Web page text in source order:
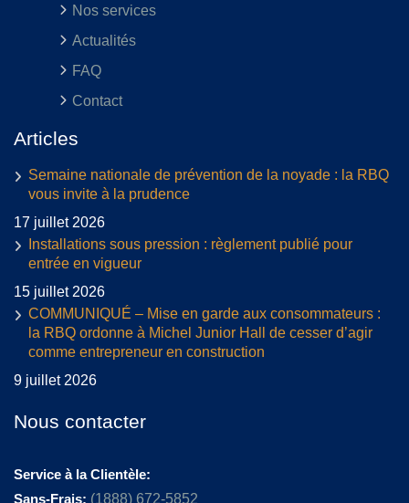
Nos services
Actualités
FAQ
Contact
Articles
Semaine nationale de prévention de la noyade : la RBQ
vous invite à la prudence
17 juillet 2026
Installations sous pression : règlement publié pour
entrée en vigueur
15 juillet 2026
COMMUNIQUÉ – Mise en garde aux consommateurs :
la RBQ ordonne à Michel Junior Hall de cesser d’agir
comme entrepreneur en construction
9 juillet 2026
Nous contacter
Service à la Clientèle:
Sans-Frais: (1888) 672-5852